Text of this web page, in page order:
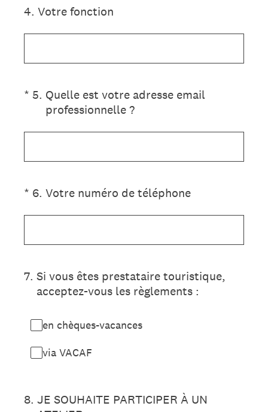
4. Votre fonction
* 5. Quelle est votre adresse email
professionnelle ?
(Obligatoire)
* 6. Votre numéro de téléphone
(Obligatoire)
7. Si vous êtes prestataire touristique,
acceptez-vous les règlements :
en chèques-vacances
via VACAF
8. JE SOUHAITE PARTICIPER À UN